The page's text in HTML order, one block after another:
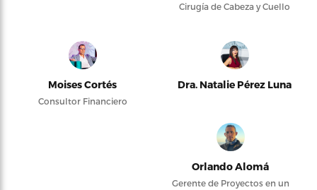
Cirugía de Cabeza y Cuello
Moises Cortés
Consultor Financiero
Dra. Natalie Pérez Luna
Orlando Alomá
Gerente de Proyectos en un